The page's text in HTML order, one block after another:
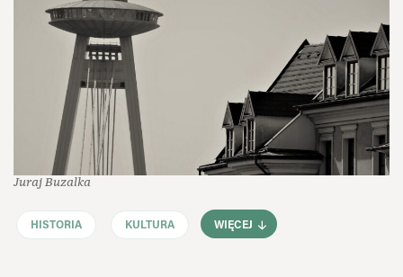
Juraj Buzalka
HISTORIA KULTURA WIĘCEJ